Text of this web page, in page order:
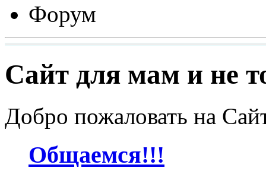
Форум
Сайт для мам и не
Добро пожаловать на
Общаемся!!!